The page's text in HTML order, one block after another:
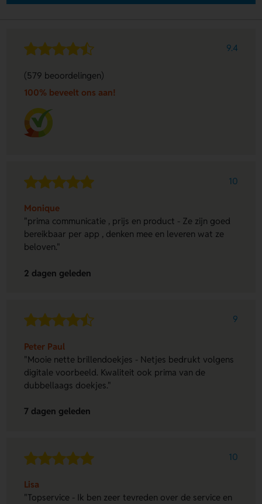
9.4
(579 beoordelingen)
100% beveelt ons aan!
10
Monique
"prima communicatie , prijs en product - Ze zijn goed
bereikbaar per app , denken mee en leveren wat ze
beloven."
2 dagen geleden
9
Peter Paul
"Mooie nette brillendoekjes - Netjes bedrukt volgens
digitale voorbeeld. Kwaliteit ook prima van de
dubbellaags doekjes."
7 dagen geleden
10
Lisa
"Topservice - Ik ben zeer tevreden over de service en